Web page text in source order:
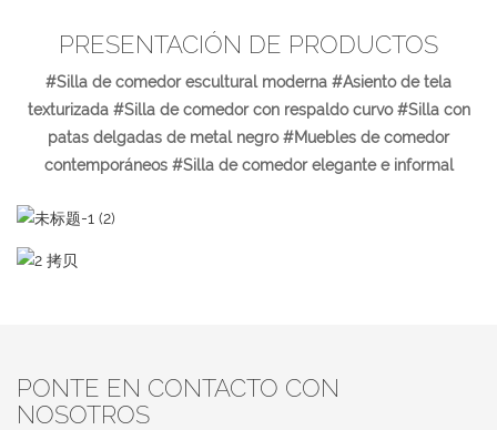
PRESENTACIÓN DE PRODUCTOS
#Silla de comedor escultural moderna #Asiento de tela
texturizada #Silla de comedor con respaldo curvo #Silla con
patas delgadas de metal negro #Muebles de comedor
contemporáneos #Silla de comedor elegante e informal
PONTE EN CONTACTO CON
NOSOTROS